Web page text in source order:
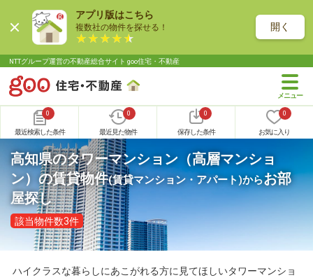
アプリ版はこちら
複数社の物件を探せる！ 開く
NTTグループ運営の不動産総合サイト goo住宅・不動産
0
最近検索した条件
0
最近見た物件
0
保存した条件
0
お気に入り
高知県のタワーマンション（高層マンショ
ン）の賃貸物件(賃貸マンション・アパート)からお部
屋探し
該当物件数3件
ハイクラスな暮らしにあこがれる方に見てほしいタワーマンショ